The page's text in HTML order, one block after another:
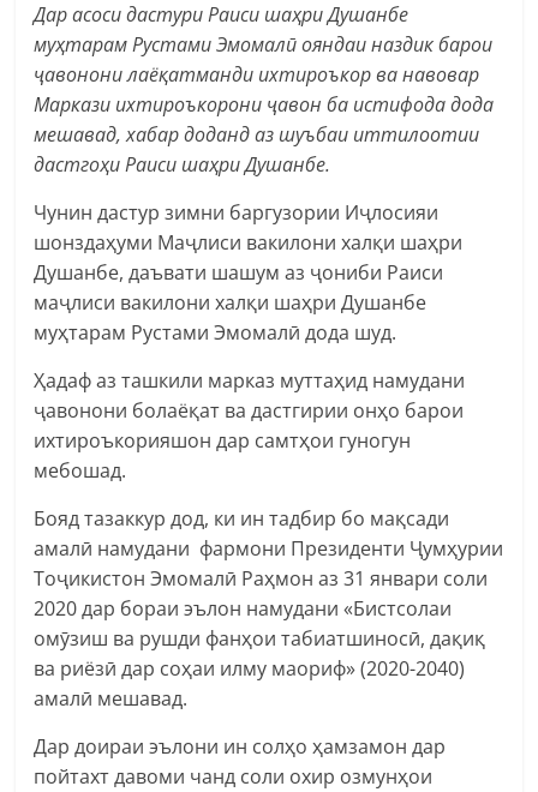
Дар асоси дастури Раиси шаҳри Душанбе
муҳтарам Рустами Эмомалӣ ояндаи наздик барои
ҷавонони лаёқатманди ихтироъкор ва навовар
Маркази ихтироъкорони ҷавон ба истифода дода
мешавад, хабар доданд аз шуъбаи иттилоотии
дастгоҳи Раиси шаҳри Душанбе.
Чунин дастур зимни баргузории Иҷлосияи
шонздаҳуми Маҷлиси вакилони халқи шаҳри
Душанбе, даъвати шашум аз ҷониби Раиси
маҷлиси вакилони халқи шаҳри Душанбе
муҳтарам Рустами Эмомалӣ дода шуд.
Ҳадаф аз ташкили марказ муттаҳид намудани
ҷавонони болаёқат ва дастгирии онҳо барои
ихтироъкорияшон дар самтҳои гуногун
мебошад.
Бояд тазаккур дод, ки ин тадбир бо мақсади
амалӣ намудани фармони Президенти Ҷумҳурии
Тоҷикистон Эмомалӣ Раҳмон аз 31 январи соли
2020 дар бораи эълон намудани «Бистсолаи
омӯзиш ва рушди фанҳои табиатшиносӣ, дақиқ
ва риёзӣ дар соҳаи илму маориф» (2020-2040)
амалӣ мешавад.
Дар доираи эълони ин солҳо ҳамзамон дар
пойтахт давоми чанд соли охир озмунҳои